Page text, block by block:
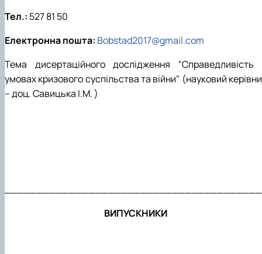
Тел.: 527 81 50
Електронна пошта: Bobstad2017@gmail.com
Тема дисертаційного дослідження "Справедливість
умовах кризового суспільства та війни" (науковий
– доц. Савицька І.М. )
ВИПУСКНИКИ